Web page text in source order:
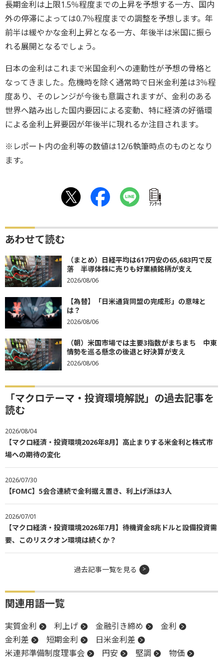
長期金利は上限1.5％程度までの上昇を予想する一方、国内
外の停滞によっては0.7％程度までの調整を予想します。年
前半は緩やかな金利上昇となる一方、年後半は米国に振ら
れる展開となるでしょう。
日本の金利はこれまで米国金利への連動性が予想の骨格と
なってきました。危機時を除く通常時で日米金利差は3％程
度あり、そのレンジが今後も意識されますが、金利のある
世界へ踏み出した国内要因による変動、特に経済の好循環
による金利上昇要因が年後半に現れるか注目されます。
※レポート内の金利等の数値は12/6執筆時点のものとなり
ます。
ｱﾝｹｰﾄ
あわせて読む
（まとめ）日経平均は617円安の65,683円で反
落 半導体株に売りも好業績銘柄が支え
2026/08/06
【為替】「日米通貨同盟の完成形」の意味と
は？
2026/08/06
（朝）米国市場では主要3指数がまちまち 中東
情勢を巡る懸念の後退と好決算が支え
2026/08/06
「マクロテーマ・投資環境解説」の過去記事を
読む
2026/08/04
【マクロ経済・投資環境2026年8月】高止まりする米金利と株式市
場への期待の変化
2026/07/30
【FOMC】5会合連続で金利据え置き、利上げ派は3人
2026/07/01
【マクロ経済・投資環境2026年7月】待機資金8兆ドルと設備投資需
要、このリスクオン環境は続くか？
過去記事一覧を見る
関連用語一覧
実質金利 利上げ 金融引き締め
金利
金利差
短期金利
日米金利差
米連邦準備制度理事会
円安 堅調
物価